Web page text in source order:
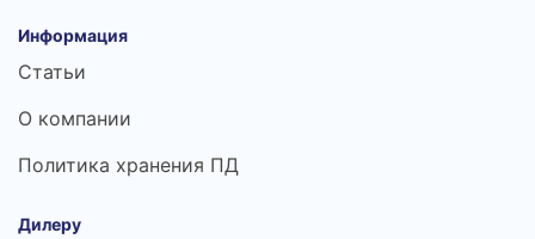
Информация
Статьи
О компании
Политика хранения ПД
Дилеру